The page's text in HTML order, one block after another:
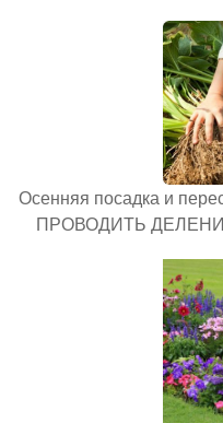
Осенняя посадка и
ПРОВОДИТЬ